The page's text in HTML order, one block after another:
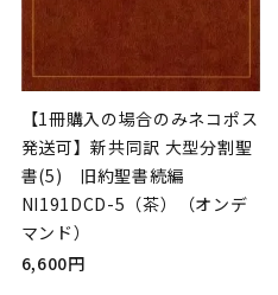
【1冊購入の場合のみネコポス
発送可】新共同訳 大型分割聖
書(5) 旧約聖書続編
NI191DCD-5（茶）（オンデ
マンド）
6,600円